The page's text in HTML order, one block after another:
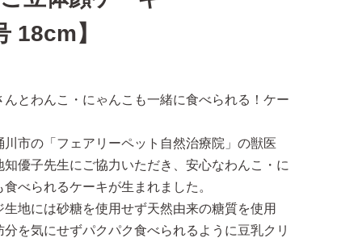
18cm】
んとわんこ・にゃんこも一緒に食べられる！ケー
川市の「フェアリーペット自然治療院」の獣医
優子先生にご協力いただき、安心なわんこ・に
食べられるケーキが生まれました。
生地には砂糖を使用せず天然由来の糖質を使用
分を気にせずパクパク食べられるように豆乳クリ